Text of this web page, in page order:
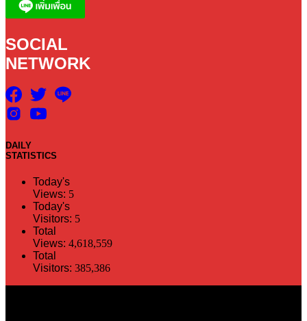
SOCIAL
NETWORK
DAILY
STATISTICS
Today's
Views: 5
Today's
Visitors: 5
Total
Views: 4,618,559
Total
Visitors: 385,386